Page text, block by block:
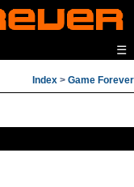
☰
Index > Game Forever